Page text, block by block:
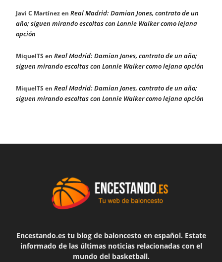
Javi C Martínezen Real Madrid: Damian Jones, contrato de un
año; siguen mirando escoltas con Lonnie Walker como lejana
opción
MiquelTS en Real Madrid: Damian Jones, contrato de un año;
siguen mirando escoltas con Lonnie Walker como lejana opción
MiquelTS en Real Madrid: Damian Jones, contrato de un año;
siguen mirando escoltas con Lonnie Walker como lejana opción
Encestando.es tu blog de baloncesto en español. Estate
informado de las últimas noticias relacionadas con el
mundo del basketball.